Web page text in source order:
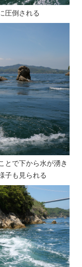
圧倒される
とで下から水が湧き
子も見られる